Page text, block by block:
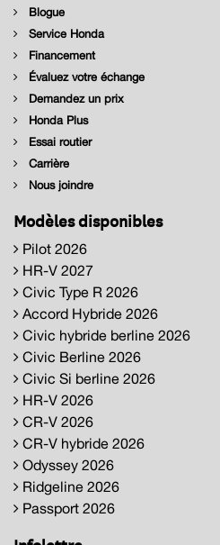
Blogue
Service Honda
Financement
Évaluez votre échange
Demandez un prix
Honda Plus
Essai routier
Carrière
Nous joindre
Modèles disponibles
Pilot 2026
HR-V 2027
Civic Type R 2026
Accord Hybride 2026
Civic hybride berline 2026
Civic Berline 2026
Civic Si berline 2026
HR-V 2026
CR-V 2026
CR-V hybride 2026
Odyssey 2026
Ridgeline 2026
Passport 2026